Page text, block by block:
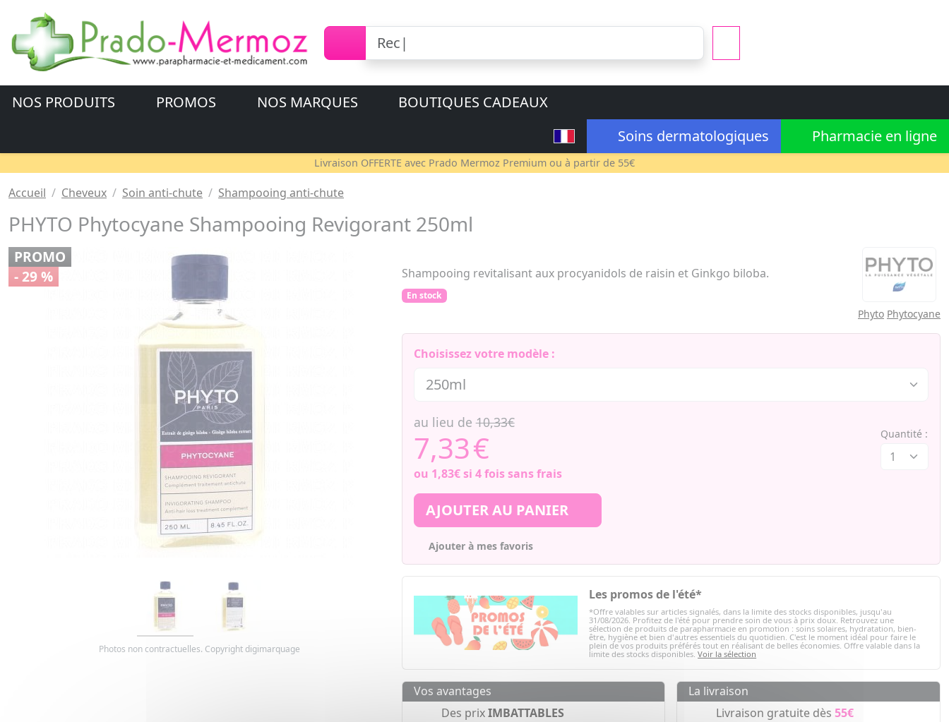
NOS PRODUITS PROMOS NOS MARQUES
BOUTIQUES CADEAUX
Soins dermatologiques
Pharmacie en ligne
Livraison OFFERTE avec Prado Mermoz Premium ou à partir de 55€
Accueil Cheveux Soin anti-chute Shampooing anti-chute
PHYTO Phytocyane Shampooing Revigorant 250ml
PROMO
- 29 %
Photos non contractuelles. Copyright digimarquage
Shampooing revitalisant aux procyanidols de raisin et Ginkgo biloba.
En stock
Phyto Phytocyane
Choisissez votre modèle :
au lieu de10,33€
7,33€
ou 1,83€si 4 fois sans frais
Quantité :
AJOUTER AU PANIER
Ajouter à mes favoris
Les promos de l'été*
*Offre valables sur articles signalés, dans la limite des stocks disponibles, jusqu'au
31/08/2026. Profitez de l'été pour prendre soin de vous à prix doux. Retrouvez une
sélection de produits de parapharmacie en promotion : soins solaires, hydratation, bien-
être, hygiène et bien d'autres essentiels du quotidien. C'est le moment idéal pour faire le
plein de vos produits préférés tout en réalisant de belles économies. Offre valable dans la
limite des stocks disponibles.Voir la sélection
Vos avantages
Des prixIMBATTABLES
La livraison
Livraison gratuite dès55€